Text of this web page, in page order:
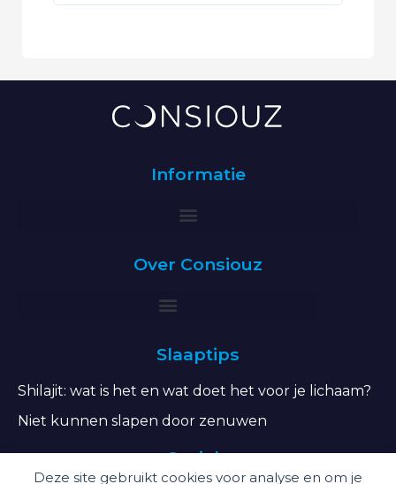
Deze site gebruikt cookies voor analyse en om je
Informatie
Over Consiouz
Slaaptips
Shilajit: wat is het en wat doet het voor je lichaam?
Niet kunnen slapen door zenuwen
Socials